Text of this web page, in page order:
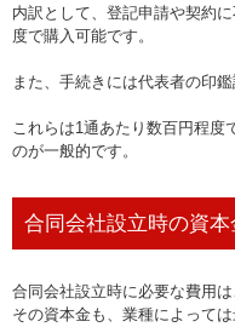
内訳として、登記申請や契約
度で購入可能です。
また、手続きには代表者の印
これらは1通あたり数百円程度
のが一般的です。
合同会社設立時の資
合同会社設立時に必要な費用
その資本金も、業種によって